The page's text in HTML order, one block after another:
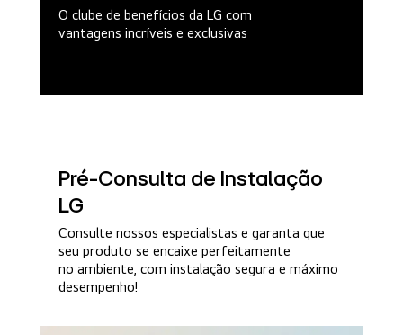
O clube de benefícios da LG com
vantagens incríveis e exclusivas
Pré-Consulta de Instalação
LG
Consulte nossos especialistas e garanta que
seu produto se encaixe perfeitamente
no ambiente, com instalação segura e máximo
desempenho!